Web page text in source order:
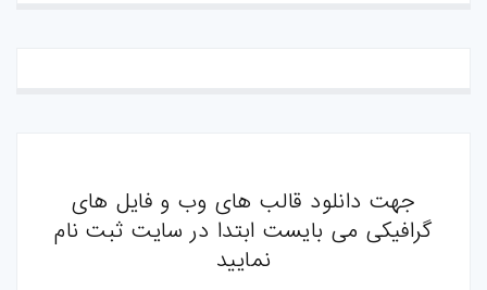
جهت دانلود قالب های وب و فایل های
گرافیکی می بایست ابتدا در سایت ثبت نام
نمایید